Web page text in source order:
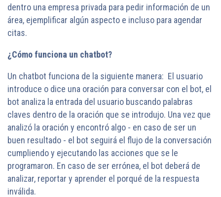
dentro una empresa privada para pedir información de un
área, ejemplificar algún aspecto e incluso para agendar
citas.
¿Cómo funciona un chatbot?
Un chatbot funciona de la siguiente manera: El usuario
introduce o dice una oración para conversar con el bot, el
bot analiza la entrada del usuario buscando palabras
claves dentro de la oración que se introdujo. Una vez que
analizó la oración y encontró algo - en caso de ser un
buen resultado - el bot seguirá el flujo de la conversación
cumpliendo y ejecutando las acciones que se le
programaron. En caso de ser errónea, el bot deberá de
analizar, reportar y aprender el porqué de la respuesta
inválida.